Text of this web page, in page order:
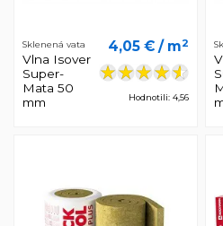
Sklenená vata
Vlna Isover
Super-
Mata 50
mm
4,05 € / m2
Hodnotili: 4,56